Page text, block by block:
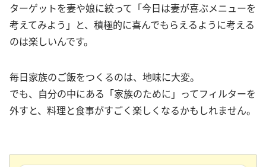
ターゲットを妻や娘に絞って「今日は妻が喜ぶメニューを
考えてみよう」と、積極的に喜んでもらえるように考える
のは楽しいんです。
毎日家族のご飯をつくるのは、地味に大変。
でも、自分の中にある「家族のために」ってフィルターを
外すと、料理と食事がすごく楽しくなるかもしれません。